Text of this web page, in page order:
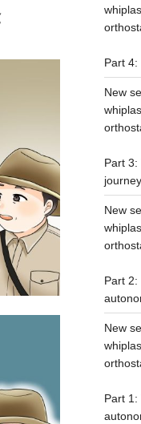
Part
New
Part
journey
New
Part 2:
New
Part 1: